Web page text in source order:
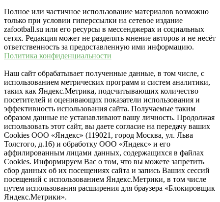
Полное или частичное использование материалов возможно
только при условии гиперссылки на сетевое издание
zafootball.su или его ресурсы в мессенджерах и социальных
сетях. Редакция может не разделять мнение авторов и не несёт
ответственность за предоставленную ими информацию.
Политика конфиденциальности
Наш сайт обрабатывает полученные данные, в том числе, с
использованием метрических программ и систем аналитики,
таких как Яндекс.Метрика, подсчитывающих количество
посетителей и оценивающих показатели использования и
эффективность использования сайта. Получаемые таким
образом данные не устанавливают вашу личность. Продолжая
использовать этот сайт, вы даете согласие на передачу ваших
Cookies ООО «Яндекс» (119021, город Москва, ул. Льва
Толстого, д.16) и обработку ООО «Яндекс» и его
аффилированным лицами данных, содержащихся в файлах
Cookies. Информируем Вас о том, что вы можете запретить
сбор данных об их посещениях сайта и запись Ваших сессий
посещений с использованием Яндекс.Метрики, в том числе
путем использования расширения для браузера «Блокировщик
Яндекс.Метрики».